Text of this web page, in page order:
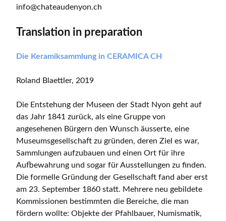
info@chateaudenyon.ch
Translation in preparation
Die Keramiksammlung in CERAMICA CH
Roland Blaettler, 2019
Die Entstehung der Museen der Stadt Nyon geht auf
das Jahr 1841 zurück, als eine Gruppe von
angesehenen Bürgern den Wunsch äusserte, eine
Museumsgesellschaft zu gründen, deren Ziel es war,
Sammlungen aufzubauen und einen Ort für ihre
Aufbewahrung und sogar für Ausstellungen zu finden.
Die formelle Gründung der Gesellschaft fand aber erst
am 23. September 1860 statt. Mehrere neu gebildete
Kommissionen bestimmten die Bereiche, die man
fördern wollte: Objekte der Pfahlbauer, Numismatik,